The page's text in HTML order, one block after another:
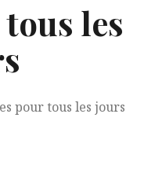
les
pour tous les jours